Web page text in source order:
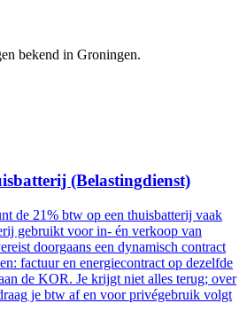
bekend in Groningen.
(Belastingdienst)
de 21% btw op een thuisbatterij vaak
gebruikt voor in- én verkoop van
doorgaans een dynamisch contract
factuur en energiecontract op dezelfde
de KOR. Je krijgt niet alles terug; over
je btw af en voor privégebruik volgt